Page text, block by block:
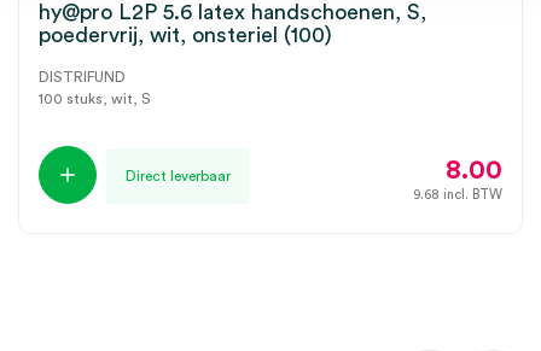
hy@pro L2P 5.6 latex handschoenen, S,
poedervrij, wit, onsteriel (100)
DISTRIFUND
100 stuks, wit, S
Direct leverbaar 8.00
9.68 incl. BTW